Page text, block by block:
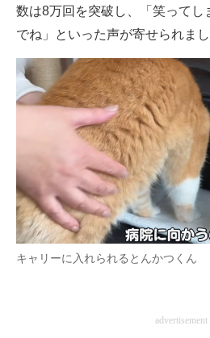
進化するPCとデバイスの未来
ビジネスと働き方のヒント
AI活用のいまが分かる
企業ITのトレンドを詳説
経営リーダーのコミュニティ
マーケ×ITの今がよく分かる
ITエンジニア向け専門サイト
数は8万回を突破し、「笑ってし
でね」といった声が寄せられま
キャリーに入れられるとんかつくん
advertisement